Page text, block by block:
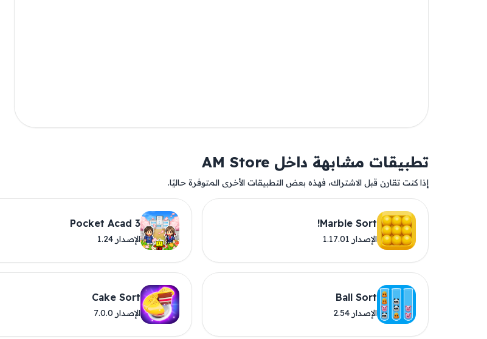
تطبيقات مشابهة داخل AM Store
إذا كنت تقارن قبل الاشتراك، فهذه بعض التطبيقات الأخرى المتوفرة حاليًا.
Marble Sort!
الإصدار 1.17.01
Pocket Acad 3
الإصدار 1.24
Ball Sort
الإصدار 2.54
Cake Sort
الإصدار 7.0.0